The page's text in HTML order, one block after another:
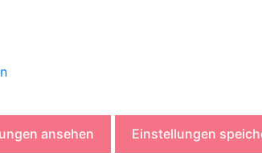
ansehen Einstellungen